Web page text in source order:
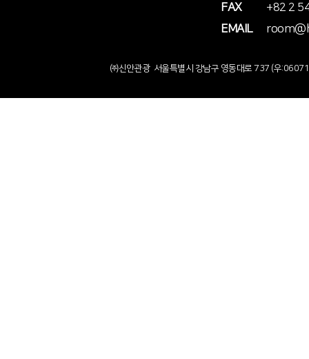
FAX
+82 2
EMAIL
㈜신안관광 서울특별시 강남구 영동대로 737 (우